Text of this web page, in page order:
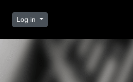
Log in